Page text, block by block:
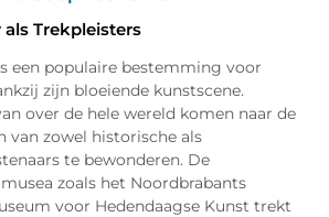
Trekpleisters
een populaire bestemming voor
zijn bloeiende kunstscene.
over de hele wereld komen naar de
van zowel historische als
te bewonderen. De
zoals het Noordbrabants
voor Hedendaagse Kunst trekt